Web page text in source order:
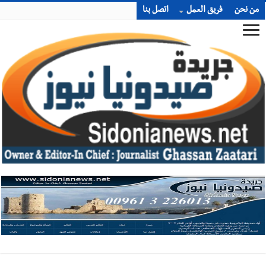
من نحن فريق العمل اتصل بنا
أخبار صيدا بالصور : غسان سركيس يرعى تخرّج فوج الفكر والإبداع